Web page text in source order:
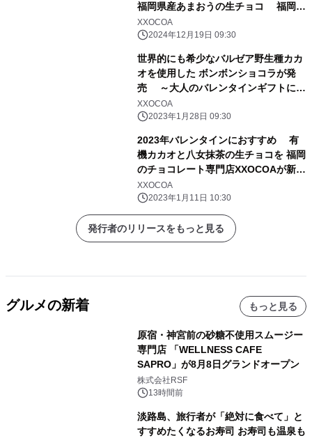
福岡県産あまおうの生チョコ 福岡・
大名のチョコレート専門店の新作スイ
ーツ
XXOCOA
2024年12月19日 09:30
世界的にも希少なバルゼア野生種カカ
オを使用した ボンボンショコラが発
売 ～大人のバレンタインギフトにお
すすめ～
XXOCOA
2023年1月28日 09:30
2023年バレンタインにおすすめ 有
機カカオと八女抹茶の生チョコを 福岡
のチョコレート専門店XXOCOAが新発
売
XXOCOA
2023年1月11日 10:30
発行者のリリースをもっと見る
グルメの新着 もっと見る
原宿・神宮前の砂糖不使用スムージー
専門店 「WELLNESS CAFE
SAPRO」が8月8日グランドオープン
株式会社RSF
13時間前
淡路島、旅行者が「絶対に食べて」と
すすめたくなるお寿司 お寿司も温泉も